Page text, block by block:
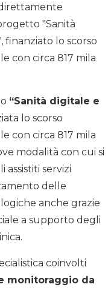
"Sanità
finanziato lo scorso
con circa 817 mila
“Sanità digitale e
lo scorso
con circa 817 mila
modalità con cui si
assistiti servizi
delle
anche grazie
a supporto degli
coinvolti
monitoraggio da